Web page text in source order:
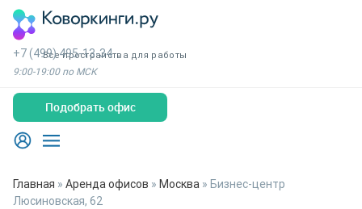
Все пространства для работы
+7 (499) 495-13-34
9:00-19:00 по МСК
Подобрать офис
Главная » Аренда офисов » Москва » Бизнес-центр
Люсиновская, 62